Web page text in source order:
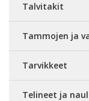
Talvitakit
Tammojen ja
Tarvikkeet
Telineet ja